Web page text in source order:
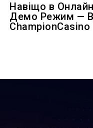
Навіщо в
Демо Режим —
ChampionCasino